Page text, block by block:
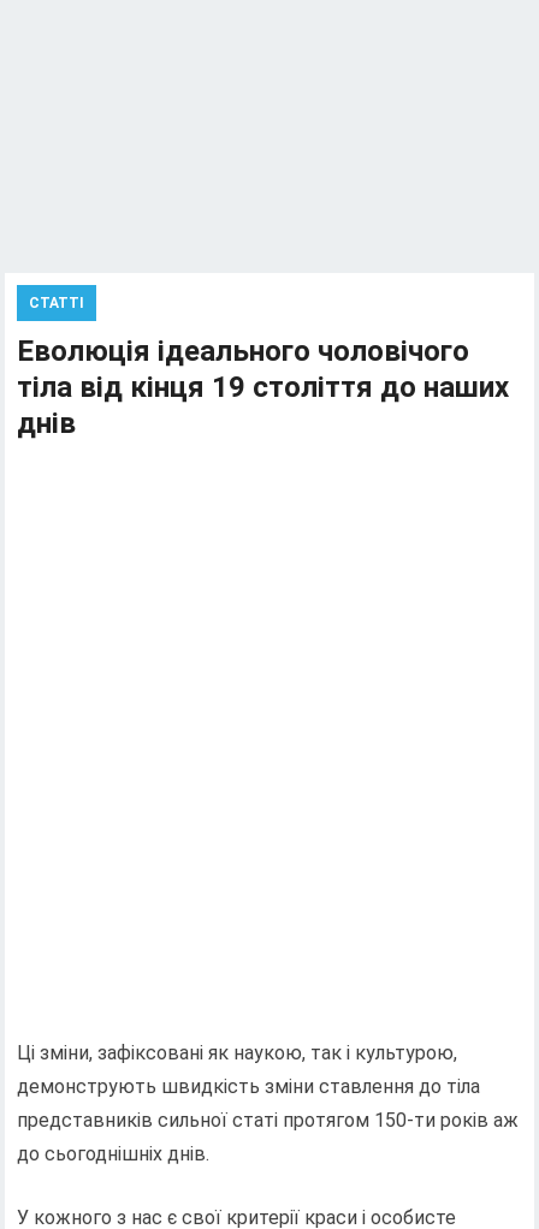
СТАТТІ
Еволюція ідеального чоловічого
тіла від кінця 19 століття до наших
днів
Ці зміни, зафіксовані як наукою, так і культурою,
демонструють швидкість зміни ставлення до тіла
представників сильної статі протягом 150-ти років аж
до сьогоднішніх днів.
У кожного з нас є свої критерії краси і особисте